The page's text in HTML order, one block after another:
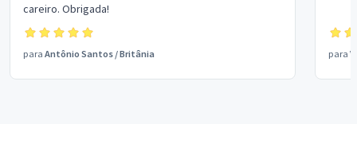
careiro. Obrigada!
para Antônio Santos /Britânia para